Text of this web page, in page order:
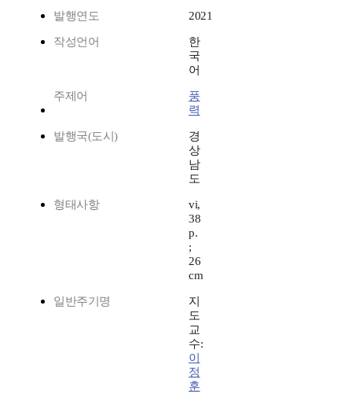
발행연도 2021
작성언어
한
국
어
주제어
풍
력
발행국(도시)
경
상
남
도
형태사항
vi,
38
p.
;
26
cm
일반주기명
지
도
교
수:
이
정
훈